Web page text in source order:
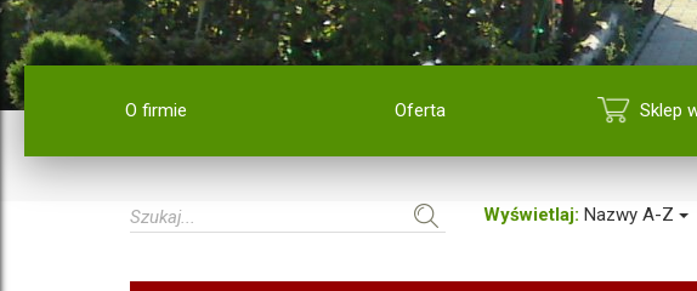
O firmie Oferta Sklep
Wyświetlaj: Nazwy A-Z